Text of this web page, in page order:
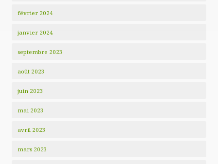
février 2024
janvier 2024
septembre 2023
août 2023
juin 2023
mai 2023
avril 2023
mars 2023